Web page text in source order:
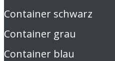
Container schwarz
Container grau
Container blau